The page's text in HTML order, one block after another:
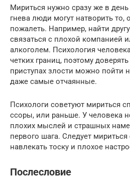
Мириться нужно сразу же в
гнева люди могут натворить то,
пожалеть. Например, найти
связаться с плохой компанией
алкоголем. Психология
четких границ, поэтому
приступах злости можно пойти
даже самые отчаянные.
Психологи советуют мириться
ссоры, или раньше. У человека
плохих мыслей и страшных
первого шага. Следует мириться
навлекать тоску и плохое
Послесловие